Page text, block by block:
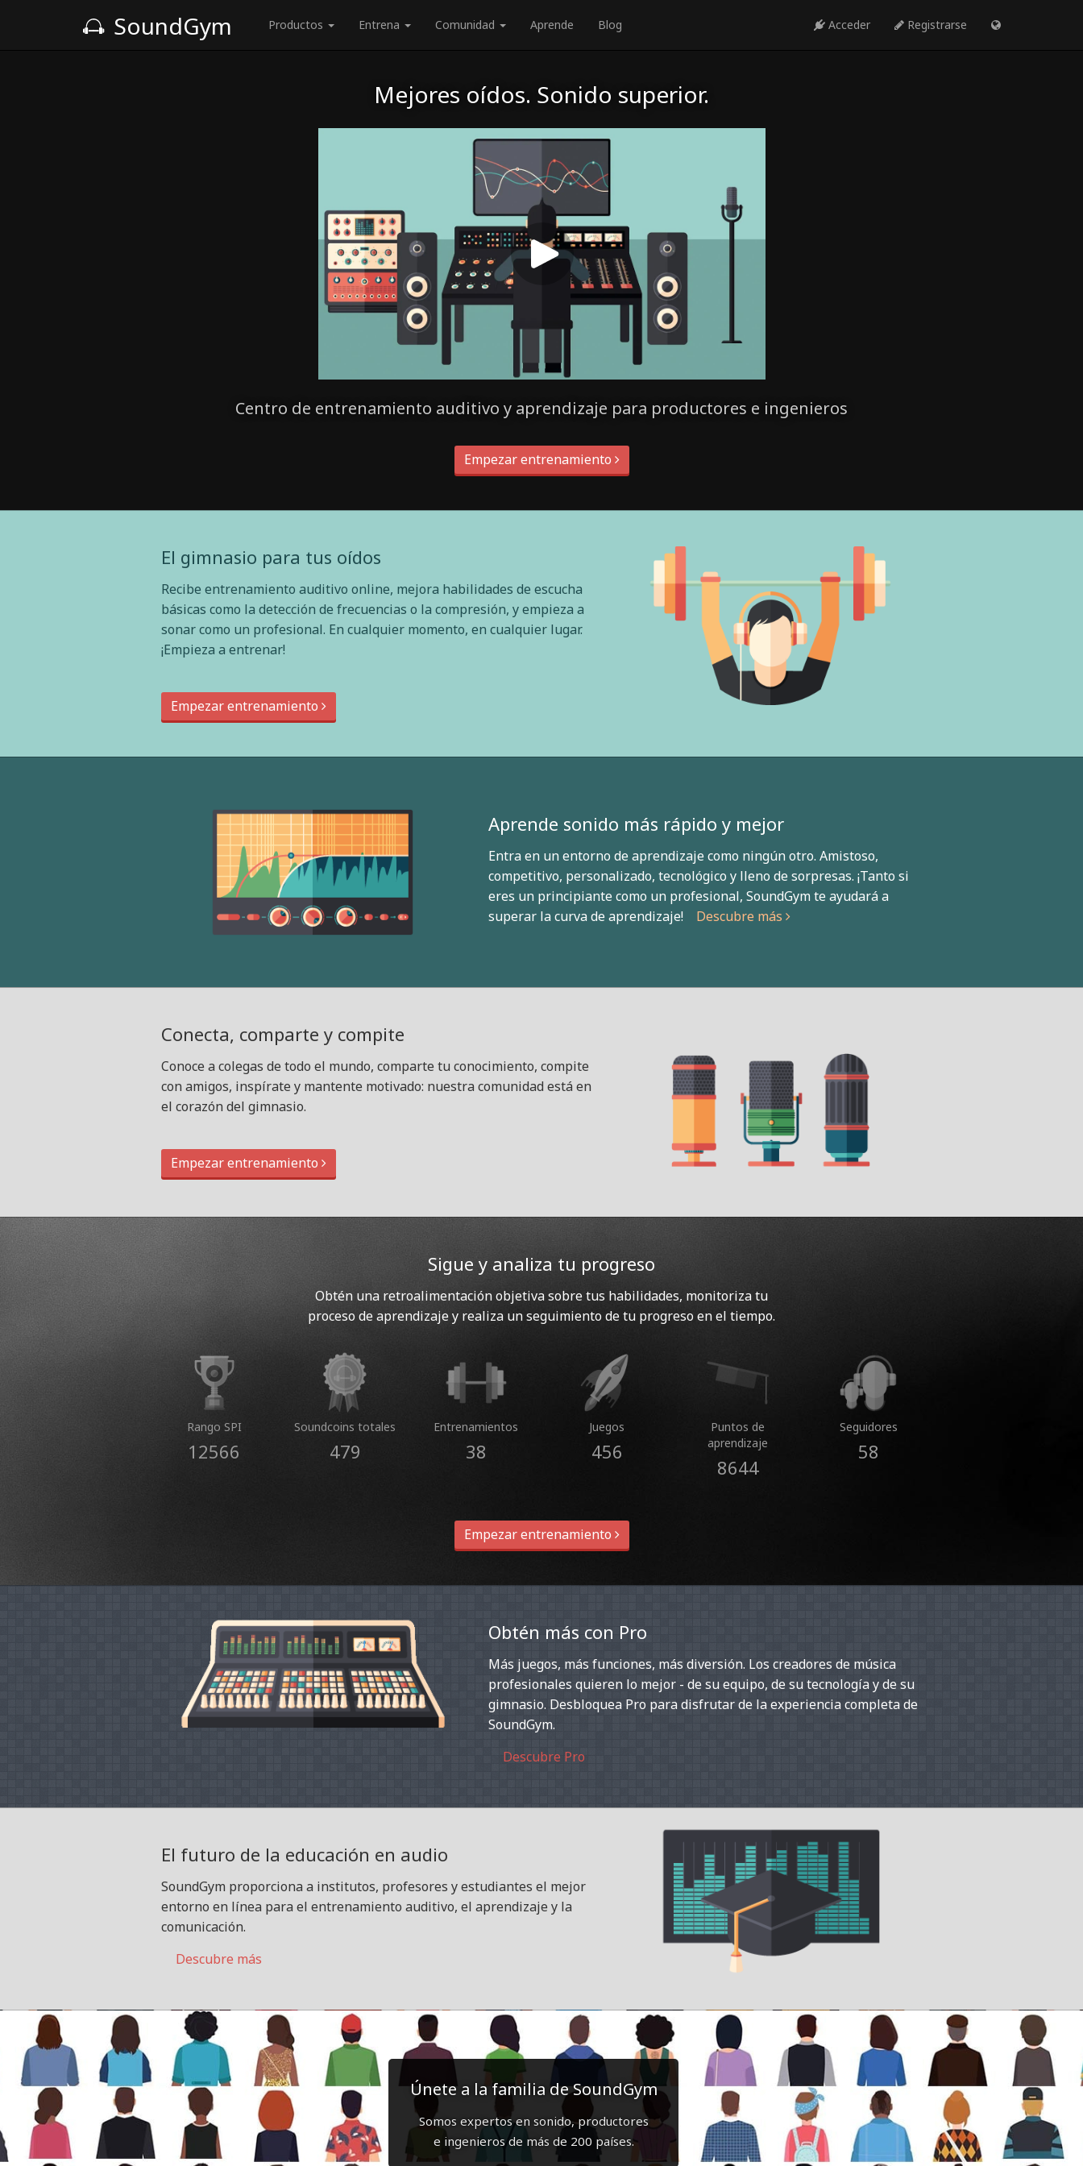
SoundGym Productos Entrena Comunidad Aprende Blog Acceder Registrarse
Mejores oídos. Sonido superior.
Centro de entrenamiento auditivo y aprendizaje para productores e ingenieros
Empezar entrenamiento
El gimnasio para tus oídos
Recibe entrenamiento auditivo online, mejora habilidades de escucha
básicas como la detección de frecuencias o la compresión, y empieza a
sonar como un profesional. En cualquier momento, en cualquier lugar.
¡Empieza a entrenar!
Empezar entrenamiento
Aprende sonido más rápido y mejor
Entra en un entorno de aprendizaje como ningún otro. Amistoso,
competitivo, personalizado, tecnológico y lleno de sorpresas. ¡Tanto si
eres un principiante como un profesional, SoundGym te ayudará a
superar la curva de aprendizaje! Descubre más
Conecta, comparte y compite
Conoce a colegas de todo el mundo, comparte tu conocimiento, compite
con amigos, inspírate y mantente motivado: nuestra comunidad está en
el corazón del gimnasio.
Empezar entrenamiento
Sigue y analiza tu progreso
Obtén una retroalimentación objetiva sobre tus habilidades, monitoriza tu
proceso de aprendizaje y realiza un seguimiento de tu progreso en el tiempo.
Rango SPI
12566
Soundcoins totales
479
Entrenamientos
38
Juegos
456
Puntos de
aprendizaje
8644
Seguidores
58
Empezar entrenamiento
Obtén más con Pro
Más juegos, más funciones, más diversión. Los creadores de música
profesionales quieren lo mejor - de su equipo, de su tecnología y de su
gimnasio. Desbloquea Pro para disfrutar de la experiencia completa de
SoundGym.
Descubre Pro
El futuro de la educación en audio
SoundGym proporciona a institutos, profesores y estudiantes el mejor
entorno en línea para el entrenamiento auditivo, el aprendizaje y la
comunicación.
Descubre más
Únete a la familia de SoundGym
Somos expertos en sonido, productores
e ingenieros de más de 200 países.